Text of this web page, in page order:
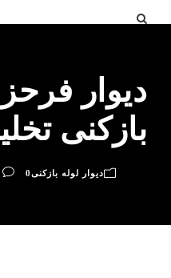
دیوار
بازکنی
دیوار لوله بازکنی0